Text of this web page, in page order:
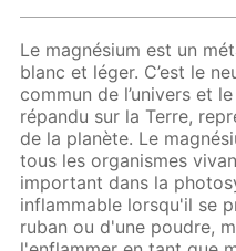
Le magnésium est un
blanc et léger. C’est le
commun de l’univers et
répandu sur la Terre,
de la planète. Le
tous les organismes
important dans la
inflammable lorsqu'il se
ruban ou d'une poudre,